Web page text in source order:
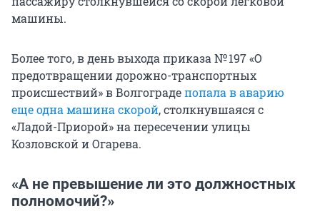
машины.
Более того, в день выхода приказа № 197 «О
предотвращении дорожно-транспортных
происшествий» в Волгоградепопала в аварию
еще одна машина скорой, столкнувшаяся с
«Ладой-Приорой» на пересечении улицы
Козловской и Огарева.
«А не превышение ли это должностных
полномочий?»